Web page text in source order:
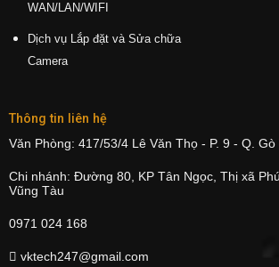
WAN/LAN/WIFI
Dịch vụ Lắp đặt và Sửa chữa
Camera
Thông tin liên hệ
Văn Phòng: 417/53/4 Lê Văn Thọ - P. 9 - Q. Gò
Chi nhánh: Đường 80, KP Tân Ngọc, Thị xã
Vũng Tàu
0971 024 168
vktech247@gmail.com